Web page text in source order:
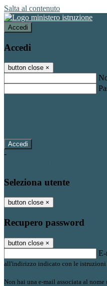
Salta al contenuto
Accedi
Accedi
button close ×
-
Seleziona utente
button close ×
Recupero password
button close ×
all'indirizzo indicato con le istruzioni
Non hai una e-mail associata al